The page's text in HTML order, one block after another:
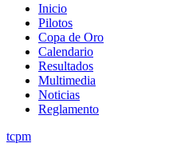
Inicio
Pilotos
Copa de Oro
Calendario
Resultados
Multimedia
Noticias
Reglamento
tcpm